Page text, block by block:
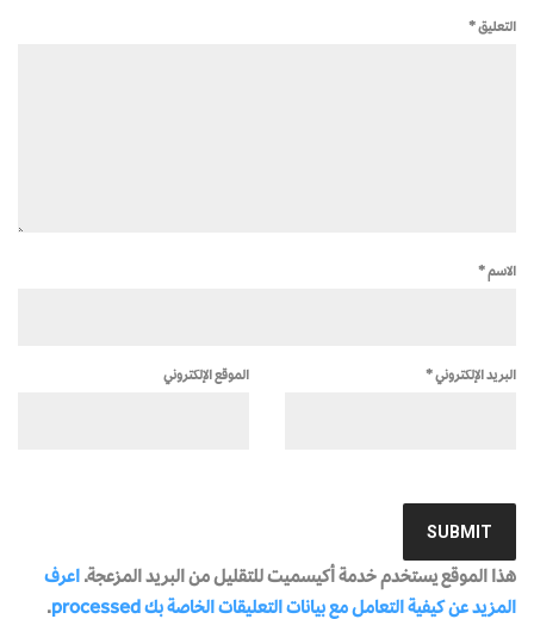
التعليق*
الاسم *
البريد الإلكتروني* الموقع الإلكتروني
هذا الموقع يستخدم خدمة أكيسميت للتقليل من البريد المزعجة. اعرف
المزيد عن كيفية التعامل مع بيانات التعليقات الخاصة بك processed
.